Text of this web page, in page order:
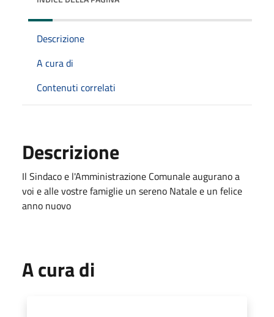
Descrizione
A cura di
Contenuti correlati
Descrizione
Il Sindaco e l'Amministrazione Comunale augurano a
voi e alle vostre famiglie un sereno Natale e un felice
anno nuovo
A cura di